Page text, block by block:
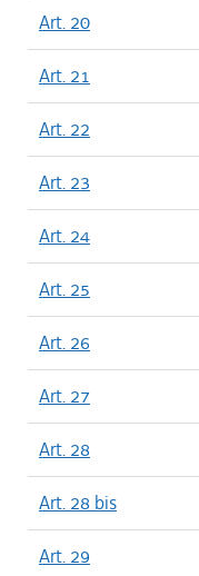
Art. 20
Art. 21
Art. 22
Art. 23
Art. 24
Art. 25
Art. 26
Art. 27
Art. 28
Art. 28 bis
Art. 29